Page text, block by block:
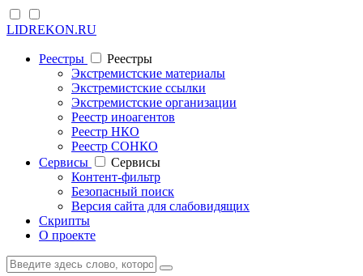
LIDREKON.RU
Реестры
Реестры
Экстремистские материалы
Экстремистские ссылки
Экстремистские организации
Реестр иноагентов
Реестр НКО
Реестр СОНКО
Cервисы
Cервисы
Контент-фильтр
Безопасный поиск
Версия сайта для слабовидящих
Скрипты
О проекте